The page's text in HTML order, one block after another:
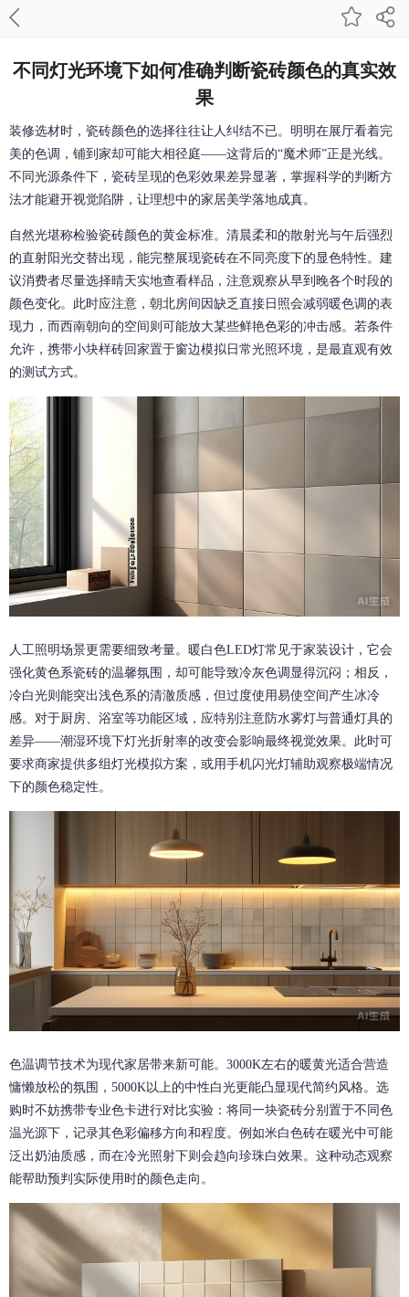
不同灯光环境下如何准确判断瓷砖颜色的真实效
果
装修选材时，瓷砖颜色的选择往往让人纠结不已。明明在展厅看着完
美的色调，铺到家却可能大相径庭——这背后的“魔术师”正是光线。
不同光源条件下，瓷砖呈现的色彩效果差异显著，掌握科学的判断方
法才能避开视觉陷阱，让理想中的家居美学落地成真。
自然光堪称检验瓷砖颜色的黄金标准。清晨柔和的散射光与午后强烈
的直射阳光交替出现，能完整展现瓷砖在不同亮度下的显色特性。建
议消费者尽量选择晴天实地查看样品，注意观察从早到晚各个时段的
颜色变化。此时应注意，朝北房间因缺乏直接日照会减弱暖色调的表
现力，而西南朝向的空间则可能放大某些鲜艳色彩的冲击感。若条件
允许，携带小块样砖回家置于窗边模拟日常光照环境，是最直观有效
的测试方式。
人工照明场景更需要细致考量。暖白色LED灯常见于家装设计，它会
强化黄色系瓷砖的温馨氛围，却可能导致冷灰色调显得沉闷；相反，
冷白光则能突出浅色系的清澈质感，但过度使用易使空间产生冰冷
感。对于厨房、浴室等功能区域，应特别注意防水雾灯与普通灯具的
差异——潮湿环境下灯光折射率的改变会影响最终视觉效果。此时可
要求商家提供多组灯光模拟方案，或用手机闪光灯辅助观察极端情况
下的颜色稳定性。
色温调节技术为现代家居带来新可能。3000K左右的暖黄光适合营造
慵懒放松的氛围，5000K以上的中性白光更能凸显现代简约风格。选
购时不妨携带专业色卡进行对比实验：将同一块瓷砖分别置于不同色
温光源下，记录其色彩偏移方向和程度。例如米白色砖在暖光中可能
泛出奶油质感，而在冷光照射下则会趋向珍珠白效果。这种动态观察
能帮助预判实际使用时的颜色走向。